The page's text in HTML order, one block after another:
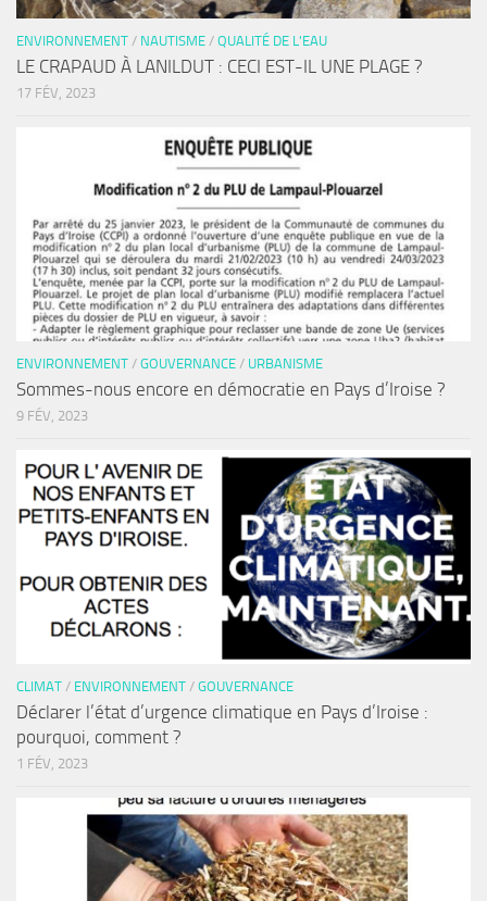
ENVIRONNEMENT / NAUTISME / QUALITÉ DE L'EAU
LE CRAPAUD À LANILDUT : CECI EST-IL UNE PLAGE ?
17 FÉV, 2023
ENVIRONNEMENT / GOUVERNANCE / URBANISME
Sommes-nous encore en démocratie en Pays d’Iroise ?
9 FÉV, 2023
CLIMAT / ENVIRONNEMENT / GOUVERNANCE
Déclarer l’état d’urgence climatique en Pays d’Iroise :
pourquoi, comment ?
1 FÉV, 2023